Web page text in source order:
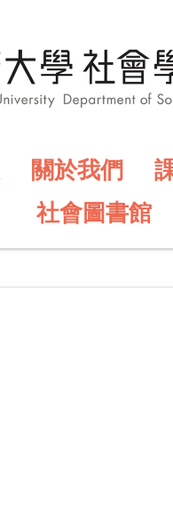
關於我們
社會圖書館